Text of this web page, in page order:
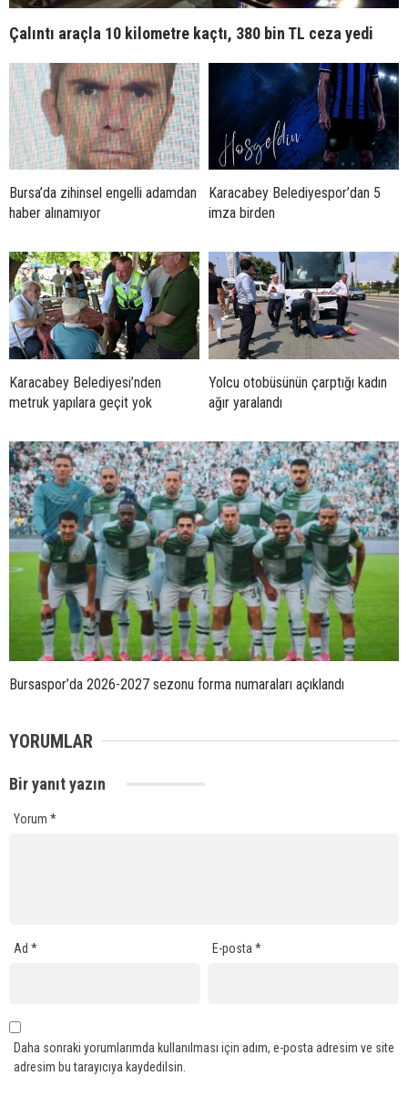
Çalıntı araçla 10 kilometre kaçtı, 380 bin TL ceza yedi
Bursa’da zihinsel engelli adamdan
haber alınamıyor
Karacabey Belediyespor’dan 5
imza birden
Karacabey Belediyesi’nden
metruk yapılara geçit yok
Yolcu otobüsünün çarptığı kadın
ağır yaralandı
Bursaspor’da 2026-2027 sezonu forma numaraları açıklandı
YORUMLAR
Bir yanıt yazın
Yorum *
Ad * E-posta*
Daha sonraki yorumlarımda kullanılması için adım, e-posta adresim ve site
adresim bu tarayıcıya kaydedilsin.